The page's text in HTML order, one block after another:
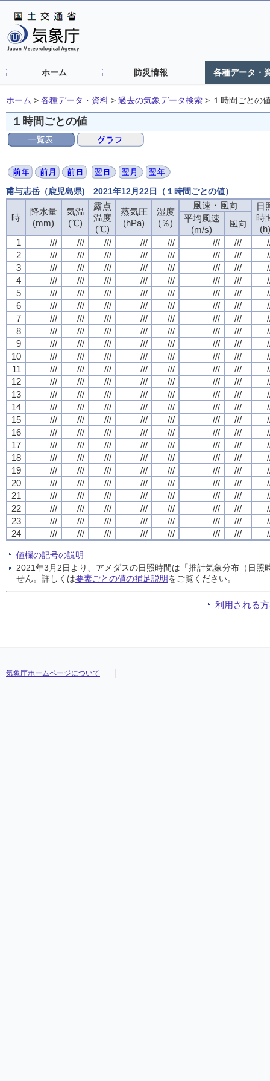
ホーム 防災情報 各種データ・
ホーム > 各種データ・資料 > 過去の気象データ検索 > １時間ごとの
１時間ごとの値
甫与志岳（鹿児島県) 2021年12月22日（１時間ごとの値）
時
降水量
(mm)
気温
(℃)
露点
温度
(℃)
蒸気圧
(hPa)
湿度
(％)
風速・風向
日
時
(h)
平均風速
(m/s)
風向
1
/// /// /// /// /// /// ///
2
/// /// /// /// /// /// ///
3
/// /// /// /// /// /// ///
4
/// /// /// /// /// /// ///
5
/// /// /// /// /// /// ///
6
/// /// /// /// /// /// ///
7
/// /// /// /// /// /// ///
8
/// /// /// /// /// /// ///
9
/// /// /// /// /// /// ///
10
/// /// /// /// /// /// ///
11
/// /// /// /// /// /// ///
12
/// /// /// /// /// /// ///
13
/// /// /// /// /// /// ///
14
/// /// /// /// /// /// ///
15
/// /// /// /// /// /// ///
16
/// /// /// /// /// /// ///
17
/// /// /// /// /// /// ///
18
/// /// /// /// /// /// ///
19
/// /// /// /// /// /// ///
20
/// /// /// /// /// /// ///
21
/// /// /// /// /// /// ///
22
/// /// /// /// /// /// ///
23
/// /// /// /// /// /// ///
24
/// /// /// /// /// /// ///
値欄の記号の説明
2021年3月2日より、アメダスの日照時間は「推計気象分布（日
せん。詳しくは要素ごとの値の補足説明をご覧ください。
利用される
気象庁ホームページについて